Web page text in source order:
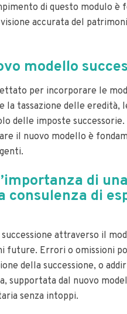
di questo modulo è
accurata del
modello
per incorporare le
la tassazione delle eredità,
delle imposte
il nuovo modello è
di una
consulenza di
attraverso il
future. Errori o omissioni
della successione, o
supportata dal nuovo
senza intoppi.